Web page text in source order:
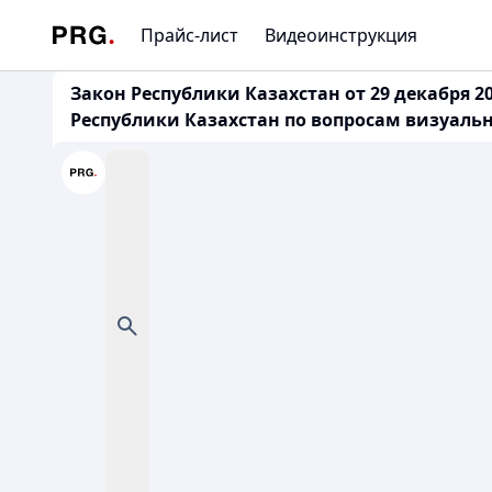
Прайс-лист Видеоинструкция
Закон Республики Казахстан от 29
Республики Казахстан по вопросам